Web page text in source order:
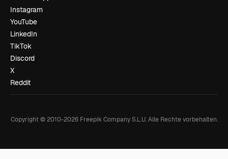
Instagram
YouTube
LinkedIn
TikTok
Discord
X
Reddit
Copyright © 2010-2026Freepik Company S.L.U. Alle Rechte vorbehalten.